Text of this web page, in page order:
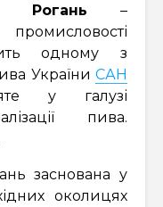
Рогань –
одному з
України САН
у галузі
пива.
заснована у
околицях